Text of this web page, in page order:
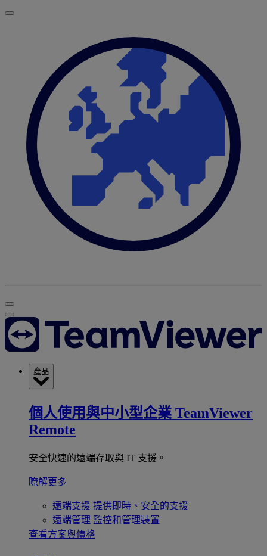
產品
個人使用與中小型企業 TeamViewer
Remote
安全快速的遠端存取與 IT 支援。
瞭解更多
遠端支援 提供即時、安全的支援
遠端管理 監控和管理裝置
查看方案與價格